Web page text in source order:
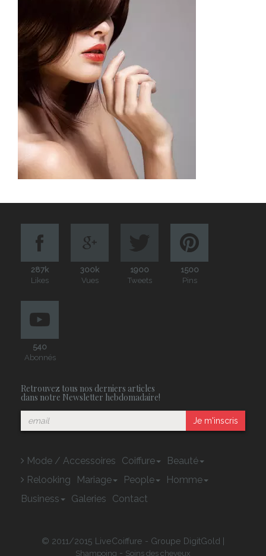
287k
Likes
300k
Vues
1900
Tweets
1500
Pins
540
Abonnés
Retrouvez tous nos derniers articles
dans notre Newsletter hebdomadaire!
Je m'inscris
Mode / Accessoires Coiffure
Beauté
Relooking
Mariage People
Homme
Business
Galeries Contact
© 2011/2015 LiveCoiffure - Groupe DigitGold |
Shampoing - Soins des cheveux